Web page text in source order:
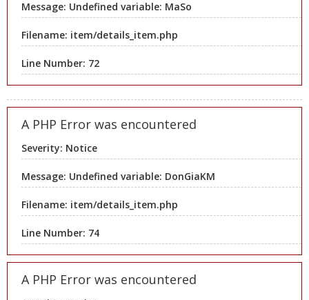
Message: Undefined variable: MaSo
Filename: item/details_item.php
Line Number: 72
A PHP Error was encountered
Severity: Notice
Message: Undefined variable: DonGiaKM
Filename: item/details_item.php
Line Number: 74
A PHP Error was encountered